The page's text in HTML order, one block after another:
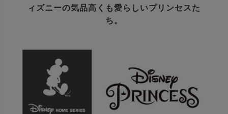
ィズニーの気品高くも愛らしいプリンセスた
ち。